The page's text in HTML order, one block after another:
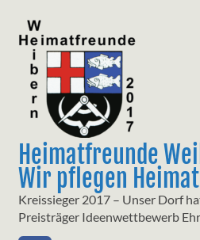
content
Heimatfreunde
Wir pflegen
Kreissieger 2017 – Unser Dorf
Preisträger Ideenwettbewerb